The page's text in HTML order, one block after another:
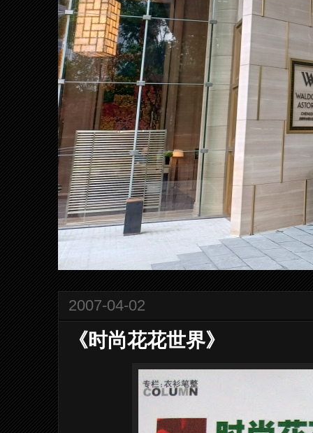
2007-04-02
《时尚花花世界》